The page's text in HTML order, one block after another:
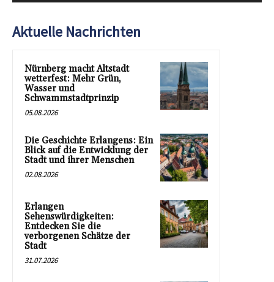
Aktuelle Nachrichten
Nürnberg macht Altstadt
wetterfest: Mehr Grün,
Wasser und
Schwammstadtprinzip
05.08.2026
Die Geschichte Erlangens: Ein
Blick auf die Entwicklung der
Stadt und ihrer Menschen
02.08.2026
Erlangen
Sehenswürdigkeiten:
Entdecken Sie die
verborgenen Schätze der
Stadt
31.07.2026